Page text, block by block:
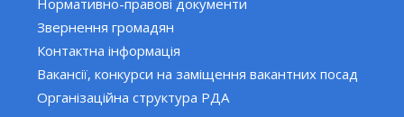
Нормативно-правові документи
Звернення громадян
Контактна інформація
Вакансії, конкурси на заміщення вакантних посад
Організаційна структура РДА